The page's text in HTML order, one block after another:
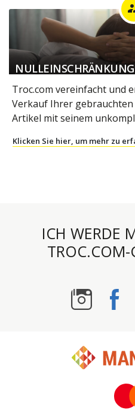
NULLEINSCHRÄNKUNG
Troc.com vereinfacht und
Verkauf Ihrer
Artikel mit seinem
Klicken Sie hier, um mehr zu
ICH WERDE